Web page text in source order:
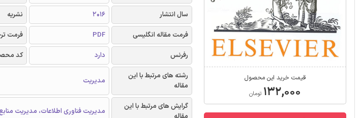
قیمت خرید این محصول
۱۳۲,۰۰۰ تومان
سال انتشار
2016 نشریه
فرمت مقاله انگلیسی
PDF فرمت
رفرنس
دارد کد
رشته های مرتبط با این
مقاله
مدیریت
گرایش های مرتبط با این
مدیریت فناوری اطلاعات، مدیریت